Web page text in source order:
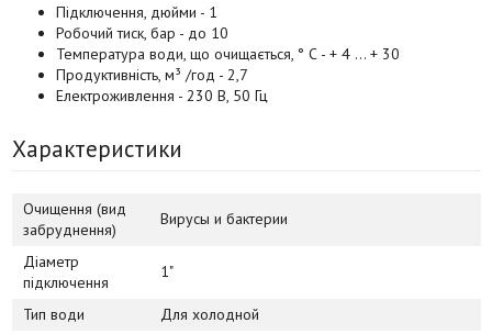
Підключення, дюйми - 1
Робочий тиск, бар - до 10
Температура води, що очищається, ° С - + 4 ... + 30
Продуктивність, м³ /год - 2,7
Електроживлення - 230 В, 50 Гц
Характеристики
Очищення (вид
забруднення)
Вирусы и бактерии
Діаметр
підключення
1"
Тип води
Для холодной